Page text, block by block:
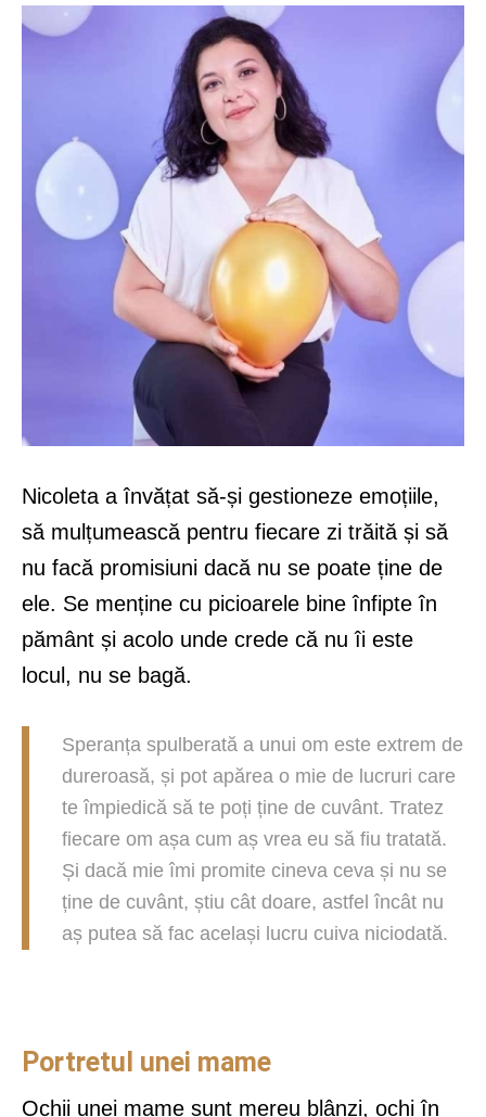
Nicoleta a învățat să-și gestioneze emoțiile,
să mulțumească pentru fiecare zi trăită și să
nu facă promisiuni dacă nu se poate ține de
ele. Se menține cu picioarele bine înfipte în
pământ și acolo unde crede că nu îi este
locul, nu se bagă.
Speranța spulberată a unui om este extrem de
dureroasă, și pot apărea o mie de lucruri care
te împiedică să te poți ține de cuvânt. Tratez
fiecare om așa cum aș vrea eu să fiu tratată.
Și dacă mie îmi promite cineva ceva și nu se
ține de cuvânt, știu cât doare, astfel încât nu
aș putea să fac același lucru cuiva niciodată.
Portretul unei mame
Ochii unei mame sunt mereu blânzi, ochi în